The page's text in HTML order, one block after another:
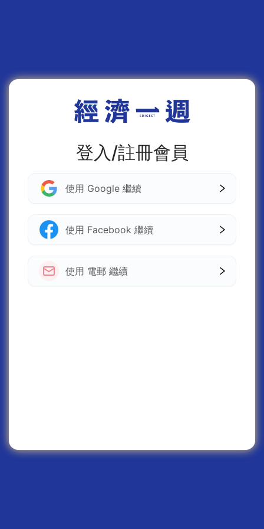
登入/註冊會員
使用 Google 繼續
使用 Facebook 繼續
使用 電郵 繼續